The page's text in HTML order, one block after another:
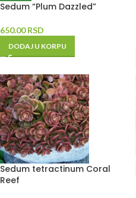
Sedum “Plum Dazzled”
650.00RSD
DODAJ U KORPU
Sedum tetractinum Coral
Reef